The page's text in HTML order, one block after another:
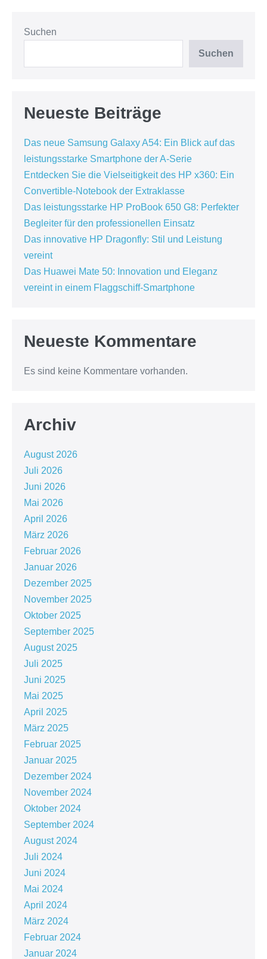
Suchen
Suchen
Neueste Beiträge
Das neue Samsung Galaxy A54: Ein Blick auf das
leistungsstarke Smartphone der A-Serie
Entdecken Sie die Vielseitigkeit des HP x360: Ein
Convertible-Notebook der Extraklasse
Das leistungsstarke HP ProBook 650 G8: Perfekter
Begleiter für den professionellen Einsatz
Das innovative HP Dragonfly: Stil und Leistung
vereint
Das Huawei Mate 50: Innovation und Eleganz
vereint in einem Flaggschiff-Smartphone
Neueste Kommentare
Es sind keine Kommentare vorhanden.
Archiv
August 2026
Juli 2026
Juni 2026
Mai 2026
April 2026
März 2026
Februar 2026
Januar 2026
Dezember 2025
November 2025
Oktober 2025
September 2025
August 2025
Juli 2025
Juni 2025
Mai 2025
April 2025
März 2025
Februar 2025
Januar 2025
Dezember 2024
November 2024
Oktober 2024
September 2024
August 2024
Juli 2024
Juni 2024
Mai 2024
April 2024
März 2024
Februar 2024
Januar 2024